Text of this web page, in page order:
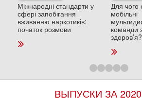
Міжнародні стандарти у
сфері запобігання
вживанню наркотиків:
початок розмови
Для чого
мобільні
команди
здоров’я?
ВЫПУСКИ ЗА